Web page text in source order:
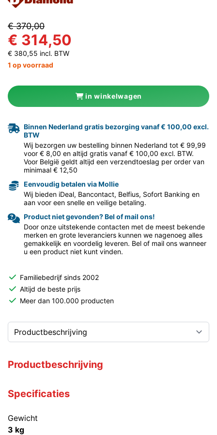
€ 370,00
€ 314,50
€ 380,55 incl. BTW
1 op voorraad
in winkelwagen
Binnen Nederland gratis bezorging vanaf € 100,00 excl.
BTW
Wij bezorgen uw bestelling binnen Nederland tot € 99,99
voor € 8,00 en altijd gratis vanaf € 100,00 excl. BTW.
Voor België geldt altijd een verzendtoeslag per order van
minimaal € 12,50
Eenvoudig betalen via Mollie
Wij bieden iDeal, Bancontact, Belfius, Sofort Banking en
aan voor een snelle en veilige betaling.
Product niet gevonden? Bel of mail ons!
Door onze uitstekende contacten met de meest bekende
merken en grote leveranciers kunnen we nagenoeg alles
gemakkelijk en voordelig leveren. Bel of mail ons wanneer
u een product niet kunt vinden.
Familiebedrijf sinds 2002
Altijd de beste prijs
Meer dan 100.000 producten
Productbeschrijving
Specificaties
Gewicht
3 kg